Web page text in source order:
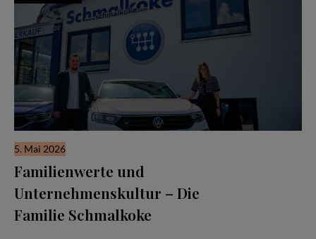
5. Mai 2026
Familienwerte und
Unternehmenskultur – Die
Familie Schmalkoke